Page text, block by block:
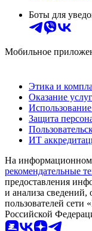
Боты для
Мобильное
Этика и
Оказание услуг
Защита
ИТ
На информационном
рекомендательные
предоставления
и анализа
пользователей сети
Российской